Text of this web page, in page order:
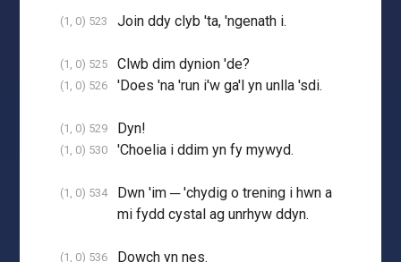
(1, 0) 523 Join ddy clyb 'ta, 'ngenath i.
(1, 0) 525 Clwb dim dynion 'de?
(1, 0) 526 'Does 'na 'run i'w ga'l yn unlla 'sdi.
(1, 0) 529 Dyn!
(1, 0) 530 'Choelia i ddim yn fy mywyd.
(1, 0) 534
Dwn 'im ─ 'chydig o trening i hwn a
mi fydd cystal ag unrhyw ddyn.
(1, 0) 536 Dowch yn nes.